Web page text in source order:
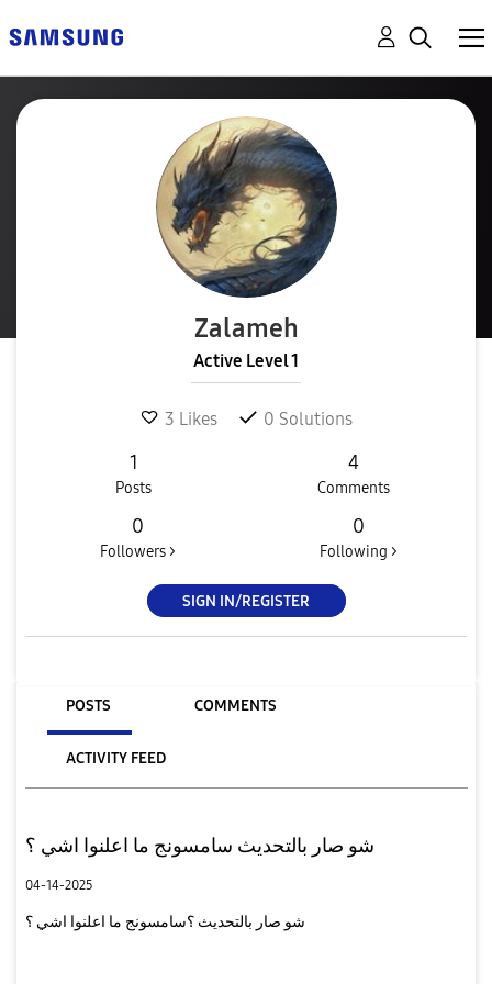
Zalameh
Active Level 1
3 Likes 0 Solutions
1
Posts
4
Comments
0
Followers >
0
Following >
SIGN IN/REGISTER
POSTS COMMENTS
ACTIVITY FEED
شو صار بالتحديث سامسونج ما اعلنوا اشي ؟
04-14-2025
شو صار بالتحديث ؟سامسونج ما اعلنوا اشي ؟